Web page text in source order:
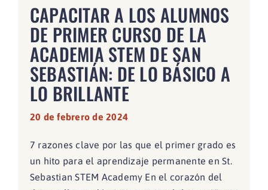
CAPACITAR A LOS ALUMNOS
DE PRIMER CURSO DE LA
ACADEMIA STEM DE SAN
SEBASTIÁN: DE LO BÁSICO A
LO BRILLANTE
20 de febrero de 2024
7 razones clave por las que el primer grado es
un hito para el aprendizaje permanente en St.
Sebastian STEM Academy En el corazón del